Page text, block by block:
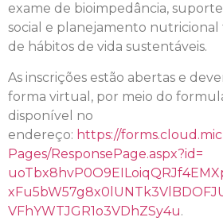
exame de bioimpedância, suporte
social e planejamento nutricional
de hábitos de vida sustentáveis.
As inscrições estão abertas e
forma virtual, por meio do
disponível no
endereço: https://
Pages/ResponsePage.aspx?id=
VFhYWTJGR1o3VDhZSy4u.